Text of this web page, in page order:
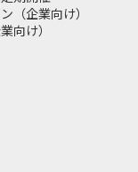
（企業向け）
向け）